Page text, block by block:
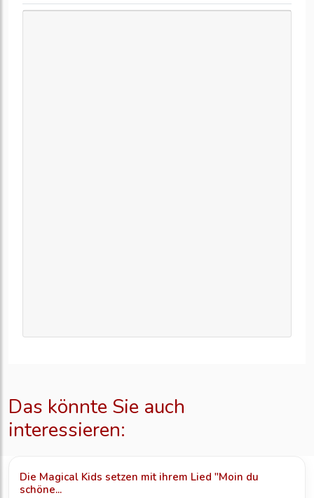
Das könnte Sie auch
interessieren:
Die Magical Kids setzen mit ihrem Lied "Moin du
schöne...